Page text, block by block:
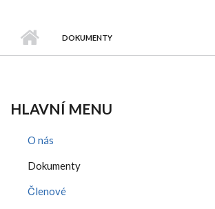
DOKUMENTY
HLAVNÍ MENU
O nás
Dokumenty
Členové